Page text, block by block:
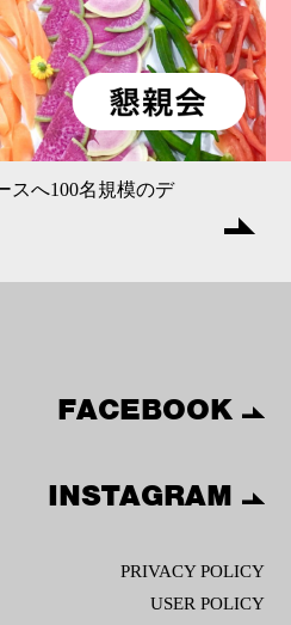
スへ100名規模のデ
FACEBOOK
INSTAGRAM
PRIVACY POLICY
USER POLICY